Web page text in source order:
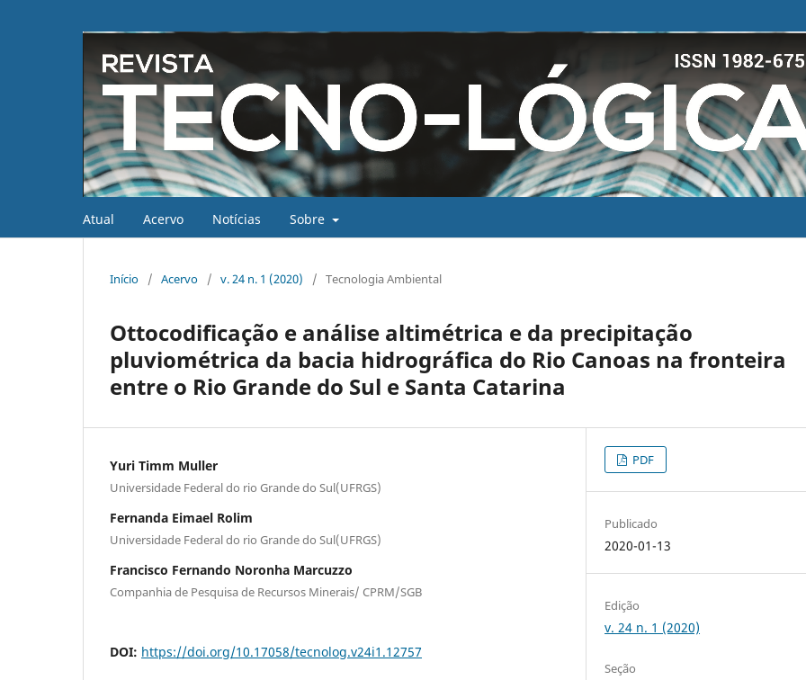
Atual Acervo Notícias Sobre
Início / Acervo / v. 24 n. 1 (2020) / Tecnologia Ambiental
Ottocodificação e análise altimétrica e da precipitação
pluviométrica da bacia hidrográfica do Rio Canoas na fronteira
entre o Rio Grande do Sul e Santa Catarina
Yuri Timm Muller
Universidade Federal do rio Grande do Sul(UFRGS)
Fernanda Eimael Rolim
Universidade Federal do rio Grande do Sul(UFRGS)
Francisco Fernando Noronha Marcuzzo
Companhia de Pesquisa de Recursos Minerais/ CPRM/SGB
DOI: https://doi.org/10.17058/tecnolog.v24i1.12757
PDF
Publicado
2020-01-13
Edição
v. 24 n. 1 (2020)
Seção